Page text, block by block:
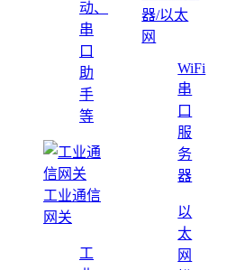
动、
串
口
助
手
等
工业通信
网关
工
器/以太
网
WiFi
串
口
服
务
器
以
太
网